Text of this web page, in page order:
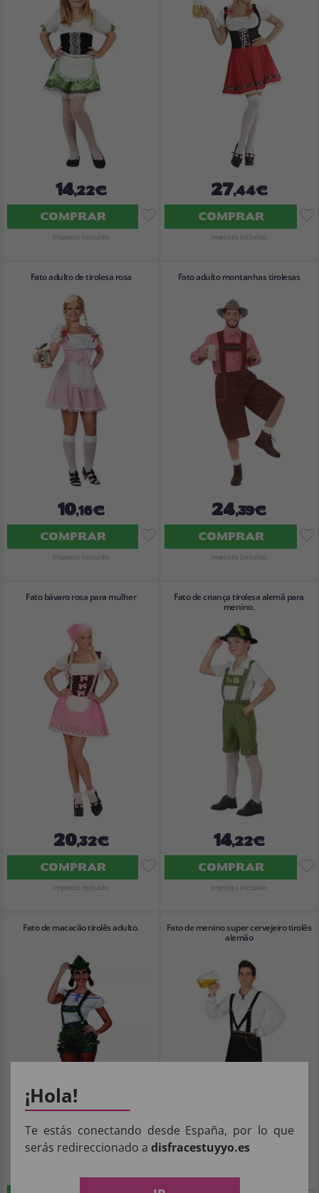
14,22€
COMPRAR
Imposto Incluído
27,44€
COMPRAR
Imposto Incluído
Fato adulto de tirolesa rosa
10,16€
COMPRAR
Imposto Incluído
Fato adulto montanhas tirolesas
24,39€
COMPRAR
Imposto Incluído
Fato bávaro rosa para mulher
20,32€
COMPRAR
Imposto Incluído
Fato de criança tirolesa alemã para
menino.
14,22€
COMPRAR
Imposto Incluído
Fato de macacão tirolês adulto.
Fato de menino super cervejeiro tirolês
alemão
¡Hola!
Te estás conectando desde España, por lo que
serás redireccionado a disfracestuyyo.es